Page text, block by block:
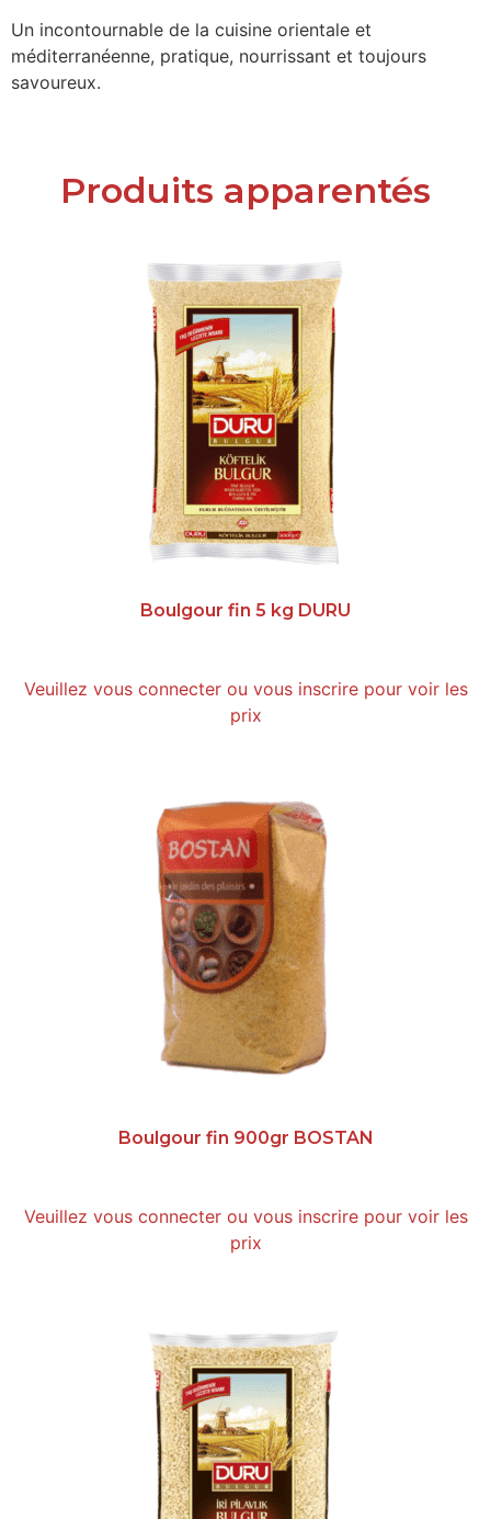
Un incontournable de la cuisine orientale et
méditerranéenne, pratique, nourrissant et toujours
savoureux.
Produits apparentés
Boulgour fin 5 kg DURU
Veuillez vous connecter ou vous inscrire pour voir les
prix
Boulgour fin 900gr BOSTAN
Veuillez vous connecter ou vous inscrire pour voir les
prix